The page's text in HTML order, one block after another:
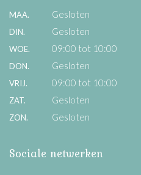
MAA. Gesloten
DIN. Gesloten
WOE. 09:00 tot 10:00
DON. Gesloten
VRIJ. 09:00 tot 10:00
ZAT. Gesloten
ZON. Gesloten
Sociale netwerken